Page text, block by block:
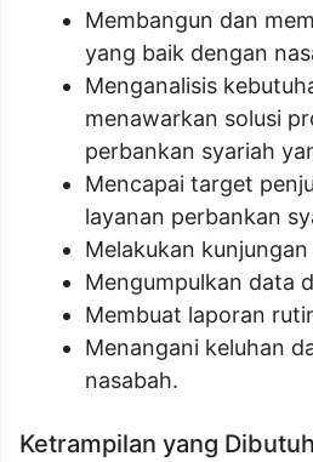
Membangun dan
yang baik dengan
Menganalisis
menawarkan solusi
perbankan syariah
Mencapai target
layanan perbankan
Melakukan
Mengumpulkan data
Membuat laporan
Menangani keluhan
nasabah.
Ketrampilan yang